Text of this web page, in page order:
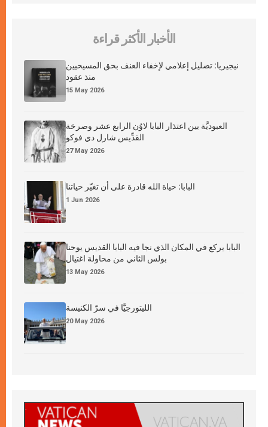
الأخبار الأكثر قراءة
نيجيريا: تضليل إعلامي لإخفاء العنف بحق المسيحيين
منذ عقود
15 May 2026
العبوديَّة بين اعتذار البابا لاوُن الرابع عشر وصرخة
القدِّيس شارل دي فوكو
27 May 2026
البابا: حياة الله قادرة على أن تغيّر حياتنا
1 Jun 2026
البابا يركع في المكان الذي نجا فيه البابا القديس يوحنا
بولس الثاني من محاولة اغتيال
13 May 2026
الليتورجيَّا في سرّ الكنيسة
20 May 2026